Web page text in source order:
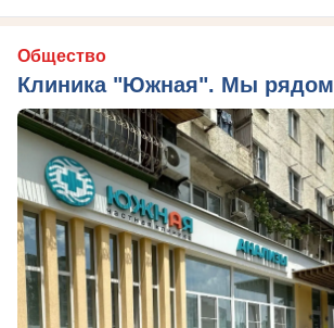
Общество
Клиника "Южная". Мы рядом